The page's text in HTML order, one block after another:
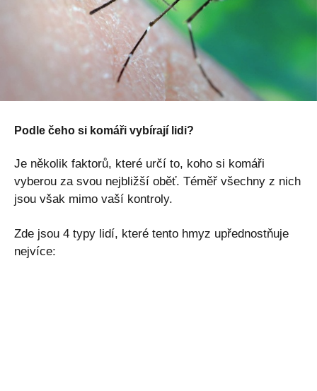
Podle čeho si komáři vybírají lidi?
Je několik faktorů, které určí to, koho si komáři
vyberou za svou nejbližší oběť. Téměř všechny z nich
jsou však mimo vaší kontroly.
Zde jsou 4 typy lidí, které tento hmyz upřednostňuje
nejvíce: